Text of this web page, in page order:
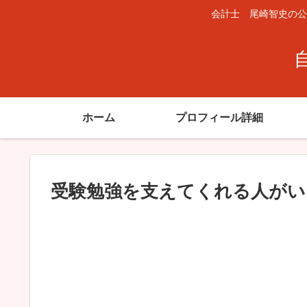
会計士 尾崎智史の公
ホーム プロフィール詳細
受験勉強を支えてくれる人が